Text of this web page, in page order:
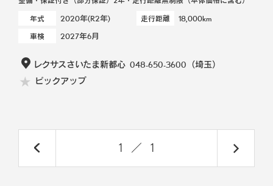
年式
2020年(R2年) 走行距離 18,000km
車検 2027年6月
レクサスさいたま新都心 048-650-3600 （埼玉）
ピックアップ
1 ／ 1